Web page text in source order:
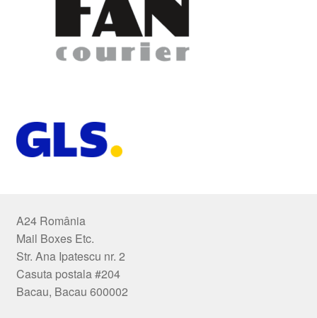
A24 România
Mail Boxes Etc.
Str. Ana Ipatescu nr. 2
Casuta postala #204
Bacau, Bacau 600002